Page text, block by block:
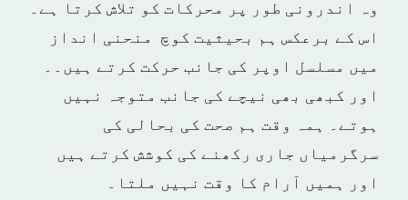
وہ اندرونی طور پر محرکات کو تلاش کرتا ہے۔
اس کے برعکس ہم بحیثیت کوچ منحنی انداز
میں مسلسل اوپر کی جانب حرکت کرتے ہیں۔۔
اور کبھی بھی نیچے کی جانب متوجہ نہیں
ہوتے۔ ہمہ وقت ہم صحت کی بحالی کی
سرگرمیاں جاری رکھنے کی کوشش کرتے ہیں
اور ہمیں آرام کا وقت نہیں ملتا۔